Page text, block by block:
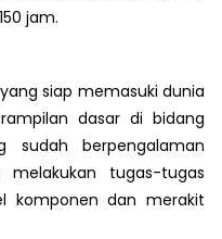
jam.
siap memasuki dunia
dasar di bidang
sudah berpengalaman
tugas-tugas
komponen dan merakit